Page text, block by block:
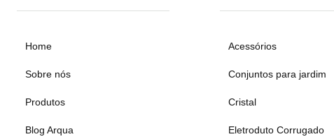
Home
Sobre nós
Produtos
Blog Arqua
Acessórios
Conjuntos para jardim
Cristal
Eletroduto Corrugado